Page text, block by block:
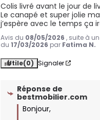
Colis livré avant le jour de
Le canapé et super jolie
j’espère avec le temps ça
Avis du 08/05/2026 , suite à
du17/03/2026 par Fatima N.
Utile(0) Signaler
Réponse de
bestmobilier.com
Bonjour,